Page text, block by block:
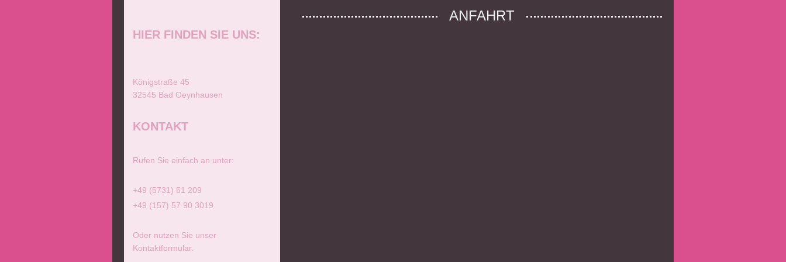
ANFAHRT
HIER FINDEN SIE UNS:
Königstraße 45
32545 Bad Oeynhausen
KONTAKT
Rufen Sie einfach an unter:
+49 (5731) 51 209
+49 (157) 57 90 3019
Oder nutzen Sie unser
Kontaktformular.